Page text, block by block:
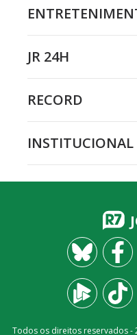
JR 24H
RECORD
INSTITUCIONAL
Todos os direitos reservados -